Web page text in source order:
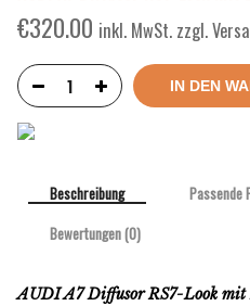
€320.00 inkl. MwSt. zzgl.
IN DEN
Beschreibung
Passende
Bewertungen (0)
AUDI A7 Diffusor RS7-Look